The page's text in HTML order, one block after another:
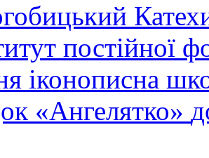
постійної
іконописна
«Ангелятко»